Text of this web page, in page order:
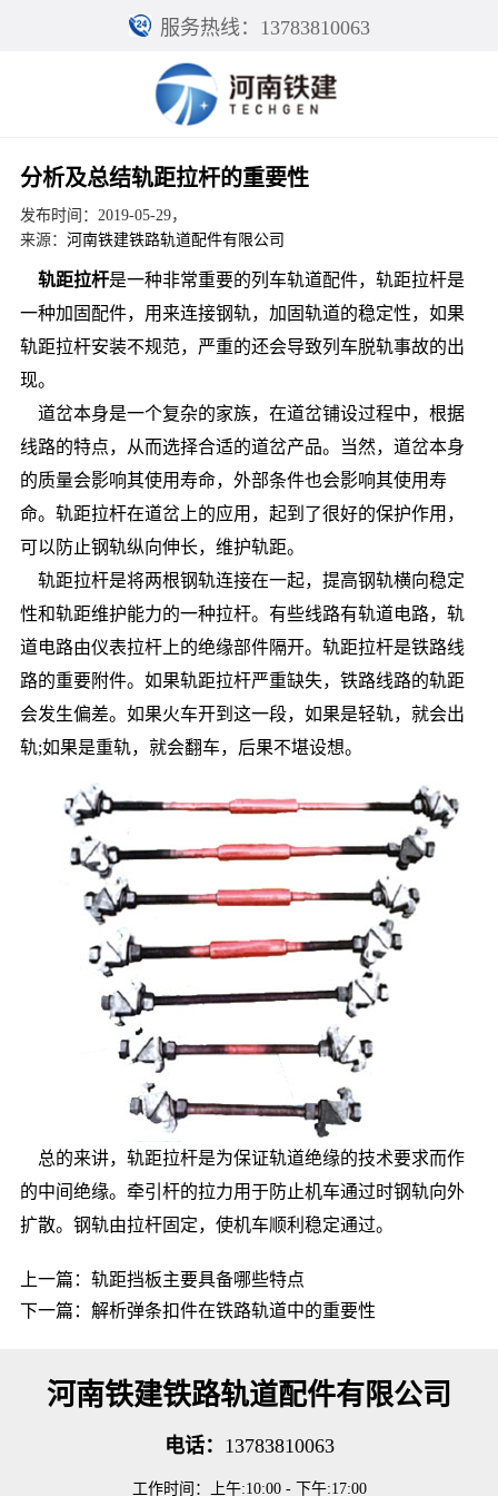
服务热线：13783810063
分析及总结轨距拉杆的重要性
发布时间：2019-05-29，
来源： 河南铁建铁路轨道配件有限公司
轨距拉杆是一种非常重要的列车轨道配件，轨距拉杆是
一种加固配件，用来连接钢轨，加固轨道的稳定性，如果
轨距拉杆安装不规范，严重的还会导致列车脱轨事故的出
现。
道岔本身是一个复杂的家族，在道岔铺设过程中，根据
线路的特点，从而选择合适的道岔产品。当然，道岔本身
的质量会影响其使用寿命，外部条件也会影响其使用寿
命。轨距拉杆在道岔上的应用，起到了很好的保护作用，
可以防止钢轨纵向伸长，维护轨距。
轨距拉杆是将两根钢轨连接在一起，提高钢轨横向稳定
性和轨距维护能力的一种拉杆。有些线路有轨道电路，轨
道电路由仪表拉杆上的绝缘部件隔开。轨距拉杆是铁路线
路的重要附件。如果轨距拉杆严重缺失，铁路线路的轨距
会发生偏差。如果火车开到这一段，如果是轻轨，就会出
轨;如果是重轨，就会翻车，后果不堪设想。
总的来讲，轨距拉杆是为保证轨道绝缘的技术要求而作
的中间绝缘。牵引杆的拉力用于防止机车通过时钢轨向外
扩散。钢轨由拉杆固定，使机车顺利稳定通过。
上一篇： 轨距挡板主要具备哪些特点
下一篇： 解析弹条扣件在铁路轨道中的重要性
河南铁建铁路轨道配件有限公司
电话： 13783810063
工作时间：上午:10:00 - 下午:17:00